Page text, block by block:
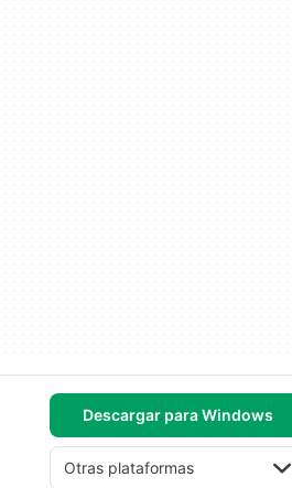
Descargar para Windows
Otras plataformas